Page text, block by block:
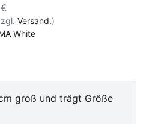
Versand.)
White
White
groß und trägt Größe